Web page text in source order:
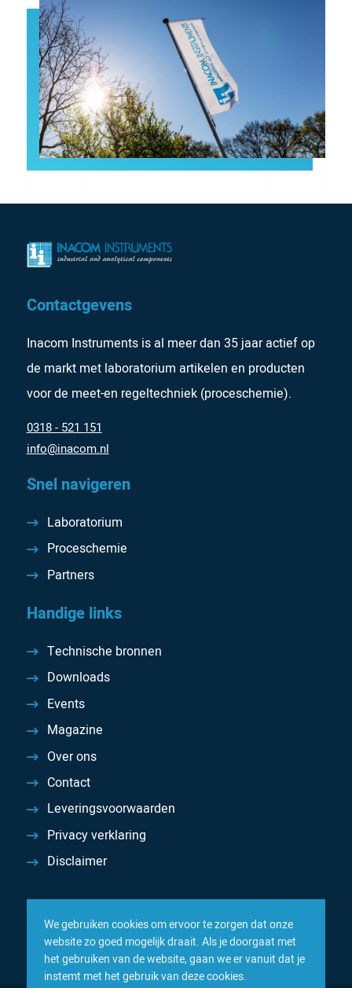
Contactgevens
Inacom Instruments is al meer dan 35 jaar actief op
de markt met laboratorium artikelen en producten
voor de meet-en regeltechniek (proceschemie).
0318 - 521 151
info@inacom.nl
Snel navigeren
Laboratorium
Proceschemie
Partners
Handige links
Technische bronnen
Downloads
Events
Magazine
Over ons
Contact
Leveringsvoorwaarden
Privacy verklaring
Disclaimer
We gebruiken cookies om ervoor te zorgen dat onze
website zo goed mogelijk draait. Als je doorgaat met
het gebruiken van de website, gaan we er vanuit dat je
instemt met het gebruik van deze cookies.